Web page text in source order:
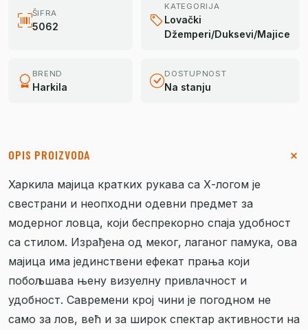
ŠIFRA
5062
KATEGORIJA
Lovački
Džemperi/Duksevi/Majice
BREND
Harkila
DOSTUPNOST
Na stanju
OPIS PROIZVODA
Харкила мајица кратких рукава са Х-логом је
свестрани и неопходни одевни предмет за
модерног ловца, који беспрекорно спаја удобност
са стилом. Израђена од меког, лаганог памука, ова
мајица има јединствени ефекат прања који
побољшава њену визуелну привлачност и
удобност. Савремени крој чини је погодном не
само за лов, већ и за широк спектар активности на